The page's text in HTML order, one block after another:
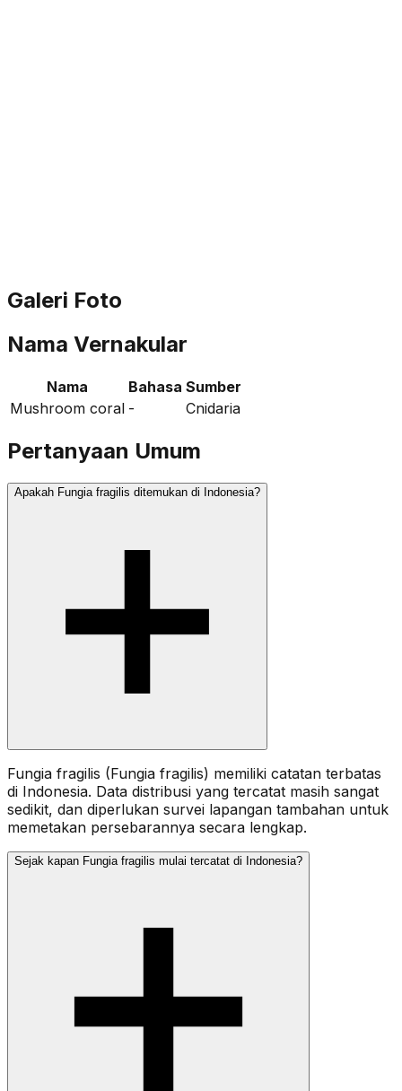
Galeri Foto
Nama Vernakular
Nama Bahasa Sumber
Mushroom coral - Cnidaria
Pertanyaan Umum
Apakah Fungia fragilis ditemukan di Indonesia?
Fungia fragilis (Fungia fragilis) memiliki catatan terbatas
di Indonesia. Data distribusi yang tercatat masih sangat
sedikit, dan diperlukan survei lapangan tambahan untuk
memetakan persebarannya secara lengkap.
Sejak kapan Fungia fragilis mulai tercatat di Indonesia?